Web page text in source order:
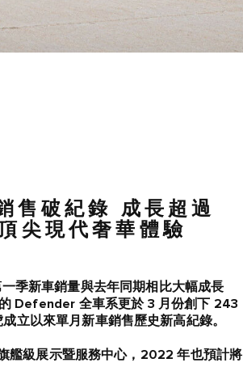
售破紀錄 成長超過
尖現代奢華體驗
季新車銷量與去年同期相比大幅成長
Defender 全車系更於 3 月份創下 243
立以來單月新車銷售歷史新高紀錄。
艦級展示暨服務中心，2022 年也預計將